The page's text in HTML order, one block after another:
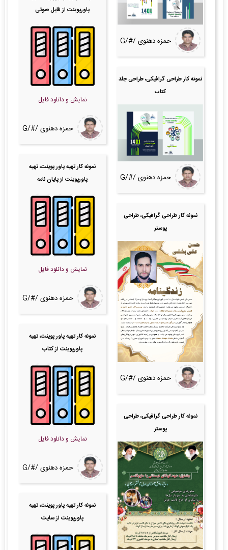
حمزه دهنوی /#/G
نمونه کار طراحی گرافیکی، طراحی جلد
کتاب
حمزه دهنوی /#/G
نمونه کار طراحی گرافیکی، طراحی
پوستر
حمزه دهنوی /#/G
نمونه کار طراحی گرافیکی، طراحی
پوستر
پاورپوینت از فایل صوتی
نمایش و دانلود فایل
حمزه دهنوی /#/G
نمونه کار تهیه پاور پوینت، تهیه
پاورپوینت از پایان نامه
نمایش و دانلود فایل
حمزه دهنوی /#/G
نمونه کار تهیه پاور پوینت، تهیه
پاورپوینت از کتاب
نمایش و دانلود فایل
حمزه دهنوی /#/G
نمونه کار تهیه پاور پوینت، تهیه
پاورپوینت از سایت